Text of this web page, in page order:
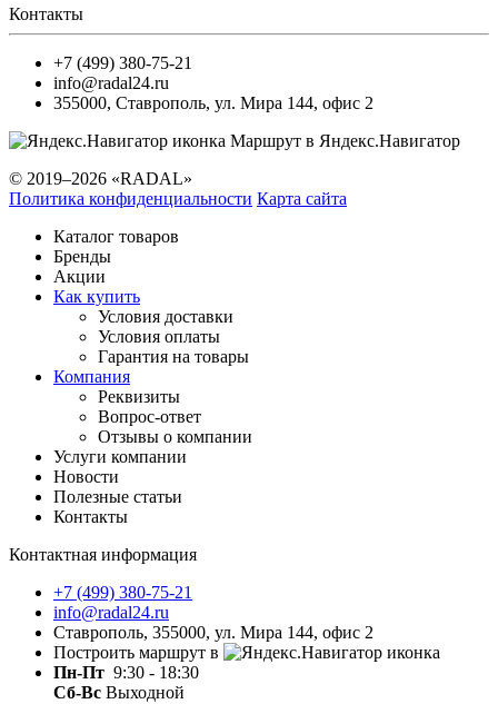
Контакты
+7 (499) 380-75-21
info@radal24.ru
355000, Ставрополь, ул. Мира 144, офис 2
Маршрут в Яндекс.Навигатор
© 2019–2026 «RADAL»
Политика конфиденциальности Карта сайта
Каталог товаров
Бренды
Акции
Как купить
Условия доставки
Условия оплаты
Гарантия на товары
Компания
Реквизиты
Вопрос-ответ
Отзывы о компании
Услуги компании
Новости
Полезные статьи
Контакты
Контактная информация
+7 (499) 380-75-21
info@radal24.ru
Ставрополь, 355000, ул. Мира 144, офис 2
Построить маршрут в
Пн-Пт 9:30 - 18:30
Сб-Вс Выходной